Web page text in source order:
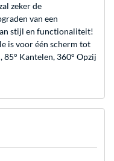
zeker de
van een
stijl en functionaliteit!
is voor één scherm tot
Kantelen, 360° Opzij